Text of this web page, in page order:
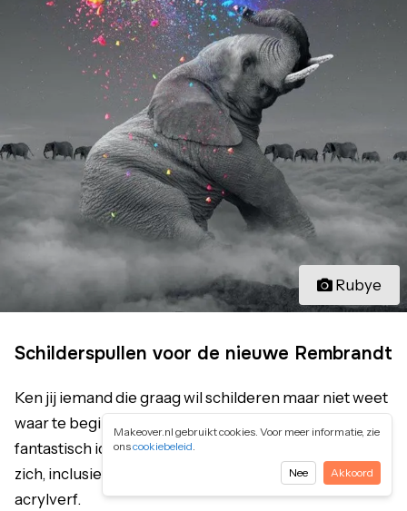
Rubye
Schilderspullen voor de nieuwe Rembrandt
Ken jij iemand die graag wil schilderen maar niet weet
waar te beginnen, dan is
fantastisch idee. Dit cadeau is een verwenpakket op
zich, inclusief alles wat je nodig hebt zoals kwastjes en
acrylverf.
Makeover.nl gebruikt cookies. Voor meer informatie, zie
onscookiebeleid.
Nee
Akkoord